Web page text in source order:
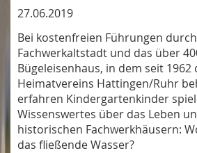
27.06.2019
Bei kostenfreien Führungen
Fachwerkaltstadt und das über
Bügeleisenhaus, in dem seit 1962
Heimatvereins Hattingen/Ruhr
erfahren Kindergartenkinder
Wissenswertes über das Leben
historischen Fachwerkhäusern:
das fließende Wasser?